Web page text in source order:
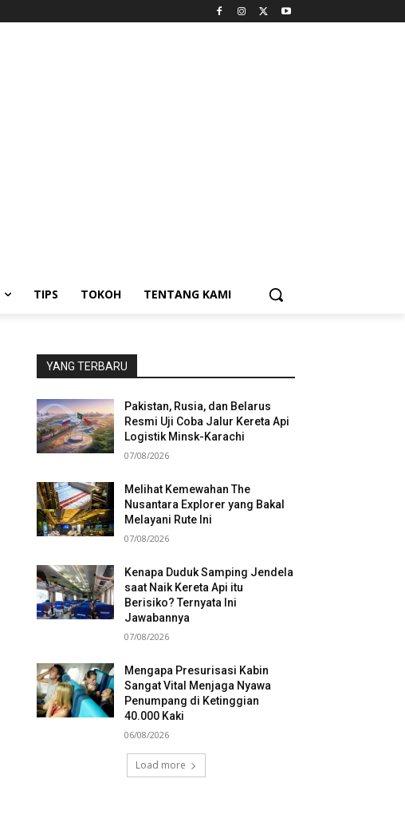
TIPS TOKOH TENTANG KAMI
YANG TERBARU
Pakistan, Rusia, dan Belarus
Resmi Uji Coba Jalur Kereta Api
Logistik Minsk-Karachi
07/08/2026
Melihat Kemewahan The
Nusantara Explorer yang Bakal
Melayani Rute Ini
07/08/2026
Kenapa Duduk Samping Jendela
saat Naik Kereta Api itu
Berisiko? Ternyata Ini
Jawabannya
07/08/2026
Mengapa Presurisasi Kabin
Sangat Vital Menjaga Nyawa
Penumpang di Ketinggian
40.000 Kaki
06/08/2026
Load more